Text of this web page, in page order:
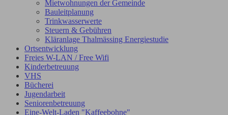
Mietwohnungen der Gemeinde
Bauleitplanung
Trinkwasserwerte
Steuern & Gebühren
Kläranlage Thalmässing Energiestudie
Ortsentwicklung
Freies W-LAN / Free Wifi
Kinderbetreuung
VHS
Bücherei
Jugendarbeit
Seniorenbetreuung
Eine-Welt-Laden "Kaffeebohne"